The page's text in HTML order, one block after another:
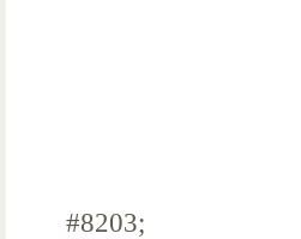
#8203;